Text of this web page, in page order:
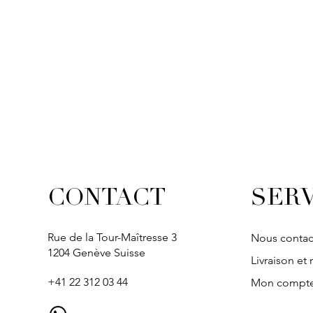
CONTACT
Rue de la Tour-Maîtresse 3
1204 Genève Suisse
+41 22 312 03 44
Nous
Livraison et
Mon